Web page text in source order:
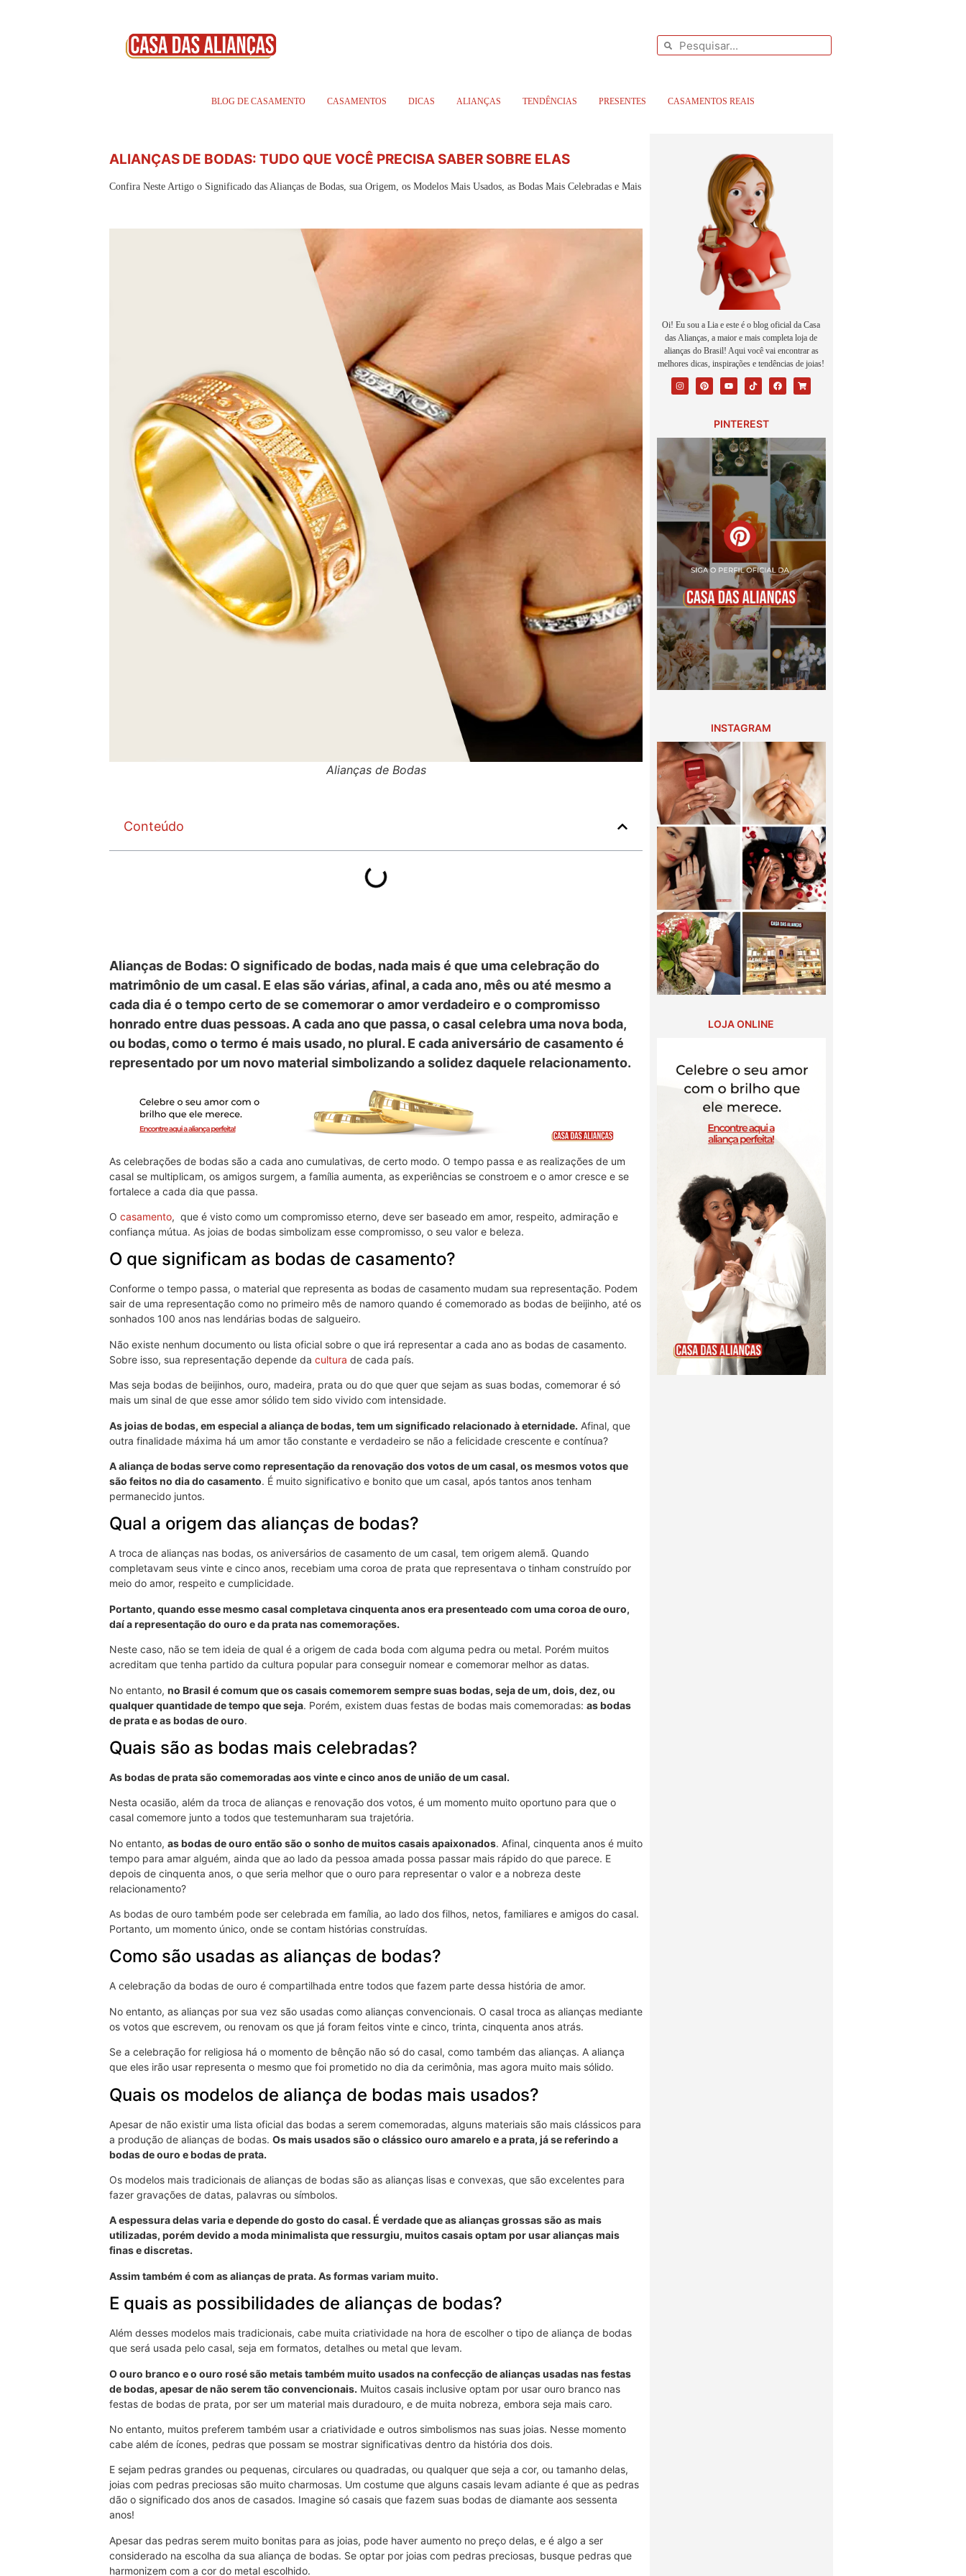
BLOG DE CASAMENTO CASAMENTOS DICAS ALIANÇAS TENDÊNCIAS PRESENTES CASAMENTOS REAIS
ALIANÇAS DE BODAS: TUDO QUE VOCÊ PRECISA SABER SOBRE ELAS
Confira Neste Artigo o Significado das Alianças de Bodas, sua Origem, os Modelos Mais Usados, as Bodas Mais Celebradas e Mais
Alianças de Bodas
Conteúdo
Alianças de Bodas: O significado de bodas, nada mais é que uma celebração do
matrimônio de um casal. E elas são várias, afinal, a cada ano, mês ou até mesmo a
cada dia é o tempo certo de se comemorar o amor verdadeiro e o compromisso
honrado entre duas pessoas. A cada ano que passa, o casal celebra uma nova boda,
ou bodas, como o termo é mais usado, no plural. E cada aniversário de casamento é
representado por um novo material simbolizando a solidez daquele relacionamento.
As celebrações de bodas são a cada ano cumulativas, de certo modo. O tempo passa e as realizações de um
casal se multiplicam, os amigos surgem, a família aumenta, as experiências se constroem e o amor cresce e se
fortalece a cada dia que passa.
O casamento, que é visto como um compromisso eterno, deve ser baseado em amor, respeito, admiração e
confiança mútua. As joias de bodas simbolizam esse compromisso, o seu valor e beleza.
O que significam as bodas de casamento?
Conforme o tempo passa, o material que representa as bodas de casamento mudam sua representação. Podem
sair de uma representação como no primeiro mês de namoro quando é comemorado as bodas de beijinho, até os
sonhados 100 anos nas lendárias bodas de salgueiro.
Não existe nenhum documento ou lista oficial sobre o que irá representar a cada ano as bodas de casamento.
Sobre isso, sua representação depende da cultura de cada país.
Mas seja bodas de beijinhos, ouro, madeira, prata ou do que quer que sejam as suas bodas, comemorar é só
mais um sinal de que esse amor sólido tem sido vivido com intensidade.
As joias de bodas, em especial a aliança de bodas, tem um significado relacionado à eternidade. Afinal, que
outra finalidade máxima há um amor tão constante e verdadeiro se não a felicidade crescente e contínua?
A aliança de bodas serve como representação da renovação dos votos de um casal, os mesmos votos que
são feitos no dia do casamento. É muito significativo e bonito que um casal, após tantos anos tenham
permanecido juntos.
Qual a origem das alianças de bodas?
A troca de alianças nas bodas, os aniversários de casamento de um casal, tem origem alemã. Quando
completavam seus vinte e cinco anos, recebiam uma coroa de prata que representava o tinham construído por
meio do amor, respeito e cumplicidade.
Portanto, quando esse mesmo casal completava cinquenta anos era presenteado com uma coroa de ouro,
daí a representação do ouro e da prata nas comemorações.
Neste caso, não se tem ideia de qual é a origem de cada boda com alguma pedra ou metal. Porém muitos
acreditam que tenha partido da cultura popular para conseguir nomear e comemorar melhor as datas.
No entanto, no Brasil é comum que os casais comemorem sempre suas bodas, seja de um, dois, dez, ou
qualquer quantidade de tempo que seja. Porém, existem duas festas de bodas mais comemoradas: as bodas
de prata e as bodas de ouro.
Quais são as bodas mais celebradas?
As bodas de prata são comemoradas aos vinte e cinco anos de união de um casal.
Nesta ocasião, além da troca de alianças e renovação dos votos, é um momento muito oportuno para que o
casal comemore junto a todos que testemunharam sua trajetória.
No entanto, as bodas de ouro então são o sonho de muitos casais apaixonados. Afinal, cinquenta anos é muito
tempo para amar alguém, ainda que ao lado da pessoa amada possa passar mais rápido do que parece. E
depois de cinquenta anos, o que seria melhor que o ouro para representar o valor e a nobreza deste
relacionamento?
As bodas de ouro também pode ser celebrada em família, ao lado dos filhos, netos, familiares e amigos do casal.
Portanto, um momento único, onde se contam histórias construídas.
Como são usadas as alianças de bodas?
A celebração da bodas de ouro é compartilhada entre todos que fazem parte dessa história de amor.
No entanto, as alianças por sua vez são usadas como alianças convencionais. O casal troca as alianças mediante
os votos que escrevem, ou renovam os que já foram feitos vinte e cinco, trinta, cinquenta anos atrás.
Se a celebração for religiosa há o momento de bênção não só do casal, como também das alianças. A aliança
que eles irão usar representa o mesmo que foi prometido no dia da cerimônia, mas agora muito mais sólido.
Quais os modelos de aliança de bodas mais usados?
Apesar de não existir uma lista oficial das bodas a serem comemoradas, alguns materiais são mais clássicos para
a produção de alianças de bodas. Os mais usados são o clássico ouro amarelo e a prata, já se referindo a
bodas de ouro e bodas de prata.
Os modelos mais tradicionais de alianças de bodas são as alianças lisas e convexas, que são excelentes para
fazer gravações de datas, palavras ou símbolos.
A espessura delas varia e depende do gosto do casal. É verdade que as alianças grossas são as mais
utilizadas, porém devido a moda minimalista que ressurgiu, muitos casais optam por usar alianças mais
finas e discretas.
Assim também é com as alianças de prata. As formas variam muito.
E quais as possibilidades de alianças de bodas?
Além desses modelos mais tradicionais, cabe muita criatividade na hora de escolher o tipo de aliança de bodas
que será usada pelo casal, seja em formatos, detalhes ou metal que levam.
O ouro branco e o ouro rosé são metais também muito usados na confecção de alianças usadas nas festas
de bodas, apesar de não serem tão convencionais. Muitos casais inclusive optam por usar ouro branco nas
festas de bodas de prata, por ser um material mais duradouro, e de muita nobreza, embora seja mais caro.
No entanto, muitos preferem também usar a criatividade e outros simbolismos nas suas joias. Nesse momento
cabe além de ícones, pedras que possam se mostrar significativas dentro da história dos dois.
E sejam pedras grandes ou pequenas, circulares ou quadradas, ou qualquer que seja a cor, ou tamanho delas,
joias com pedras preciosas são muito charmosas. Um costume que alguns casais levam adiante é que as pedras
dão o significado dos anos de casados. Imagine só casais que fazem suas bodas de diamante aos sessenta
anos!
Apesar das pedras serem muito bonitas para as joias, pode haver aumento no preço delas, e é algo a ser
considerado na escolha da sua aliança de bodas. Se optar por joias com pedras preciosas, busque pedras que
harmonizem com a cor do metal escolhido.
Oi! Eu sou a Lia e este é o blog oficial da Casa
das Alianças, a maior e mais completa loja de
alianças do Brasil! Aqui você vai encontrar as
melhores dicas, inspirações e tendências de joias!
PINTEREST
INSTAGRAM
LOJA ONLINE